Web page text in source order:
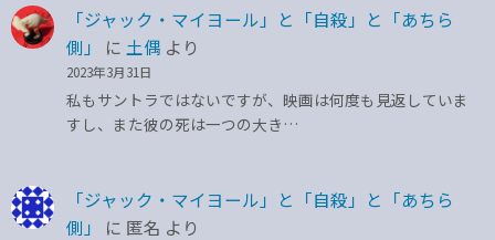
「ジャック・マイヨール」と「自殺」と「あちら
側」
に土偶 より
2023年3月31日
私もサントラではないですが、映画は何度も見返していま
すし、また彼の死は一つの大き…
「ジャック・マイヨール」と「自殺」と「あちら
側」
に 匿名 より